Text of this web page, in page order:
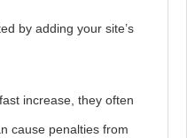
by adding your site’s
increase, they often
cause penalties from